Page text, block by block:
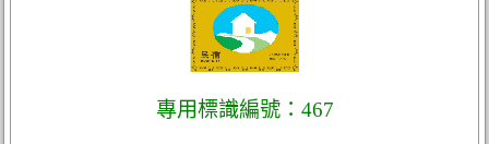
專用標識編號：467